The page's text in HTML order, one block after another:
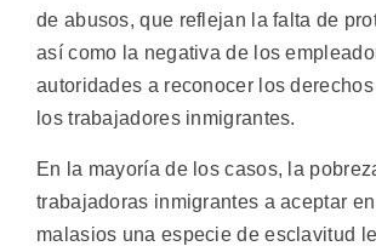
de abusos, que reflejan la falta de
así como la negativa de los
autoridades a reconocer los
los trabajadores inmigrantes.
En la mayoría de los casos, la
trabajadoras inmigrantes a aceptar
malasios una especie de esclavitud